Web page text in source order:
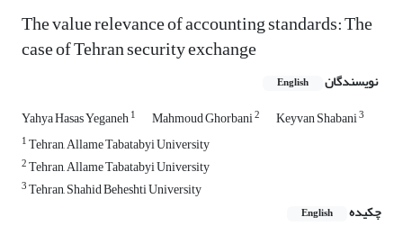
The value relevance of accounting standards: The
case of Tehran security exchange
نویسندگان English
Yahya Hasas Yeganeh1 Mahmoud Ghorbani2 Keyvan Shabani3
1Tehran, Allame Tabatabyi University
2Tehran, Allame Tabatabyi University
3Tehran, Shahid Beheshti University
چکیده
English